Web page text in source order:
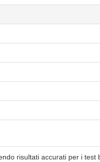
risultati accurati per i test